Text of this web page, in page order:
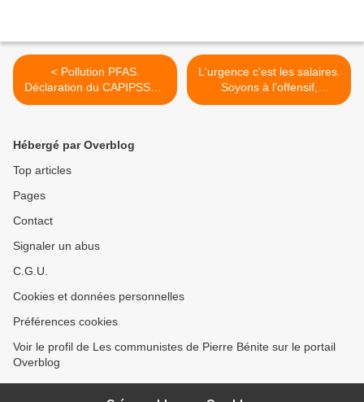
< Pollution PFAS.
Déclaration du CAPIPSSOL
suite au rejet par la juge
Notre Affaire à Tous
L'urgence c'est les salaires.
Soyons à l'offensif,
revendiquons et agissons !
Hébergé par Overblog
Top articles
Pages
Contact
Signaler un abus
C.G.U.
Cookies et données personnelles
Préférences cookies
Voir le profil de Les communistes de Pierre Bénite sur le portail
Overblog